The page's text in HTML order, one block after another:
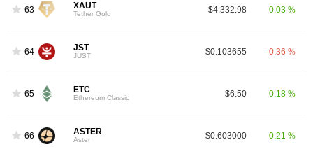
63 XAUT
Tether Gold $4,332.98 0.03 %
64 JST
JUST $0.103655 -0.36 %
65 ETC
Ethereum Classic $6.50 0.18 %
66 ASTER
Aster $0.603000 0.21 %